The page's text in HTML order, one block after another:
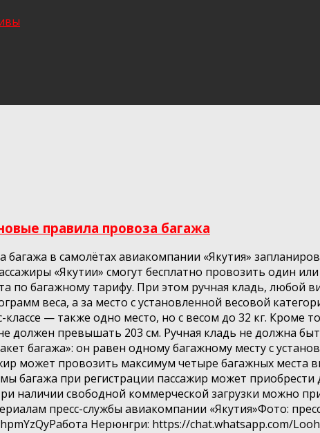
правила провоза багажа
в самолётах авиакомпании «Якутия»
«Якутии» смогут бесплатно провозить один
по багажному тарифу. При этом ручная кладь, любой
веса, а за место с установленной весовой
классе — также одно место, но с весом до 32 кг. Кроме
превышать 203 см. Ручная кладь не должна
багажа»: он равен одному багажному месту с
может провозить максимум четыре багажных места
багажа при регистрации пассажир может
наличии свободной коммерческой загрузки можно
пресс-службы авиакомпании «Якутия»Фото:
Нерюнгри: https://chat.whatsapp.com/